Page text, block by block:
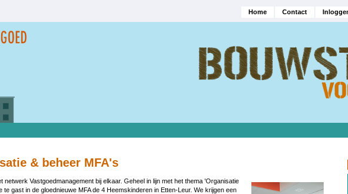
Hoofdnavigatie
Home Contact
& beheer MFA's
netwerk Vastgoedmanagement bij elkaar. Geheel in lijn met het thema 'Organisatie
te gast in de gloednieuwe MFA de 4 Heemskinderen in Etten-Leur. We krijgen een